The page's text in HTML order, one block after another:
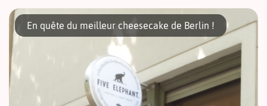
La capitale allemande est célèbre pour sa vie nocturne plutôt
animée, son histoire et sa richesse artistique. Elle l’est moins
pour ses cafés ! Berlin était encore peu connue jusque-là pour
En quête du meilleur cheesecake de Berlin !